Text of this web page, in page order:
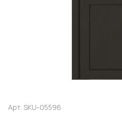
Арт. SKU-05596